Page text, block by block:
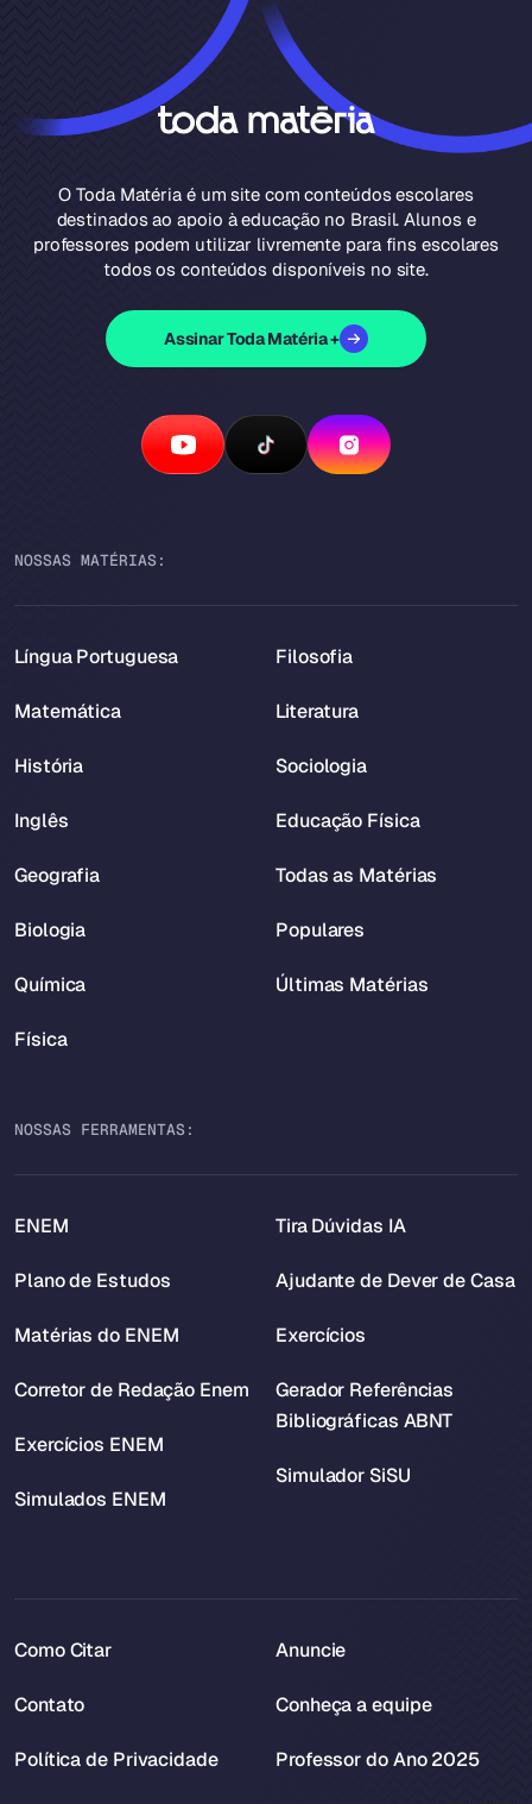
O Toda Matéria é um site com conteúdos escolares
destinados ao apoio à educação no Brasil. Alunos e
professores podem utilizar livremente para fins escolares
todos os conteúdos disponíveis no site.
Assinar Toda Matéria +
NOSSAS MATÉRIAS:
Língua Portuguesa
Matemática
História
Inglês
Geografia
Biologia
Química
Física
Filosofia
Literatura
Sociologia
Educação Física
Todas as Matérias
Populares
Últimas Matérias
NOSSAS FERRAMENTAS:
ENEM
Plano de Estudos
Matérias do ENEM
Corretor de Redação Enem
Exercícios ENEM
Simulados ENEM
Tira Dúvidas IA
Ajudante de Dever de Casa
Exercícios
Gerador Referências
Bibliográficas ABNT
Simulador SiSU
Como Citar
Contato
Política de Privacidade
Anuncie
Conheça a equipe
Professor do Ano 2025